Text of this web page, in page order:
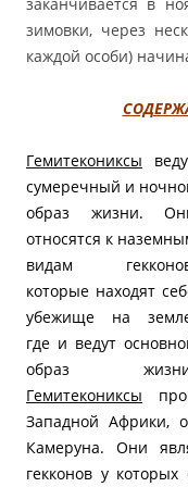
зимовки, через
каждой особи)
Гемитекониксы
сумеречный и
образ жизни.
относятся к
видам
которые находят
убежище на
где и ведут
образ
Гемитекониксы
Западной Африки,
Камеруна. Они
гекконов у